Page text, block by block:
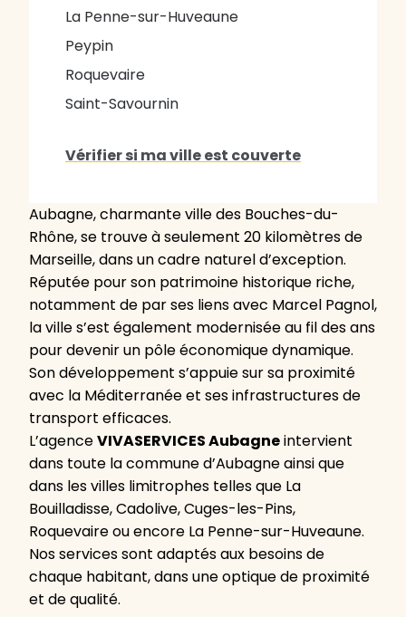
La Penne-sur-Huveaune
Peypin
Roquevaire
Saint-Savournin
Vérifier si ma ville est couverte
Aubagne, charmante ville des Bouches-du-
Rhône, se trouve à seulement 20 kilomètres de
Marseille, dans un cadre naturel d’exception.
Réputée pour son patrimoine historique riche,
notamment de par ses liens avec Marcel Pagnol,
la ville s’est également modernisée au fil des ans
pour devenir un pôle économique dynamique.
Son développement s’appuie sur sa proximité
avec la Méditerranée et ses infrastructures de
transport efficaces.
L’agenceVIVASERVICES Aubagneintervient
dans toute la commune d’Aubagne ainsi que
dans les villes limitrophes telles que La
Bouilladisse, Cadolive, Cuges-les-Pins,
Roquevaire ou encore La Penne-sur-Huveaune.
Nos services sont adaptés aux besoins de
chaque habitant, dans une optique de proximité
et de qualité.